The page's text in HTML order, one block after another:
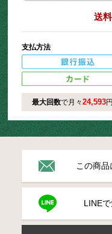
送
支払方法
最大回数で月々24,593
この商
LINE